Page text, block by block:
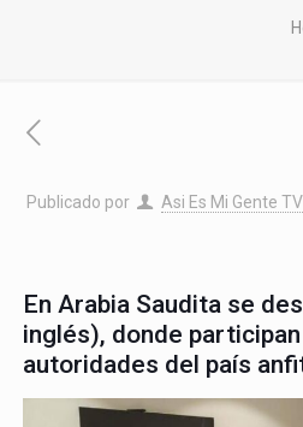
Publicado por Asi Es Mi Gente TV
En Arabia Saudita se
inglés), donde
autoridades del país